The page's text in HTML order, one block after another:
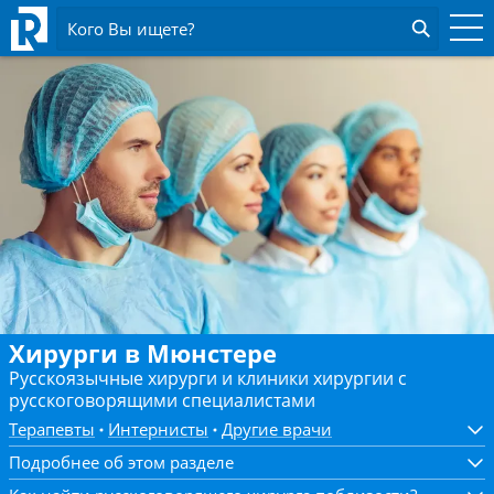
Кого Вы ищете?
Хирурги в Мюнстере
Русскоязычные хирурги и клиники хирургии с
русскоговорящими специалистами
Терапевты Интернисты
Другие врачи
Подробнее об этом разделе